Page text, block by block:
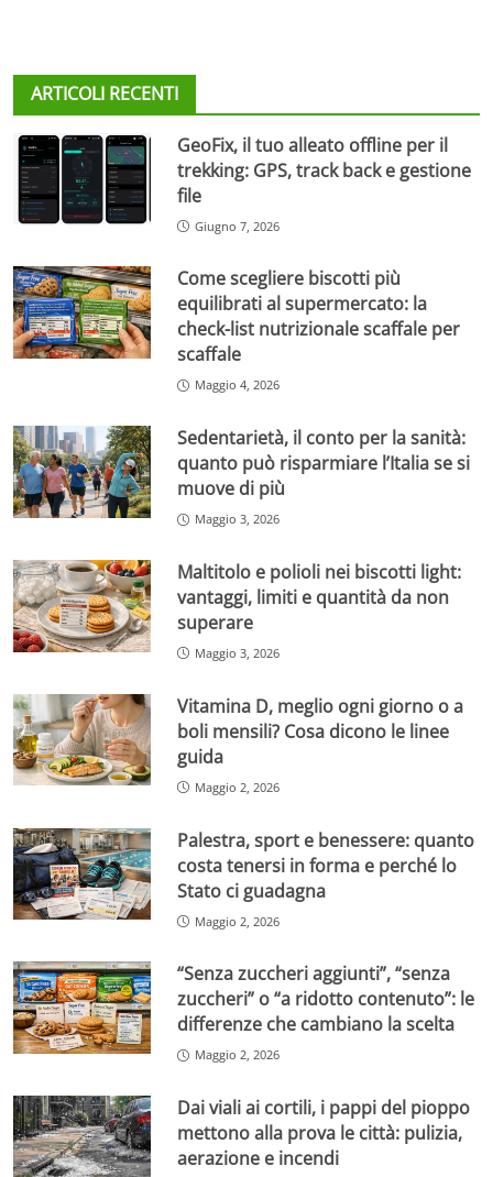
ARTICOLI RECENTI
GeoFix, il tuo alleato offline per il
trekking: GPS, track back e gestione
file
Giugno 7, 2026
Come scegliere biscotti più
equilibrati al supermercato: la
check-list nutrizionale scaffale per
scaffale
Maggio 4, 2026
Sedentarietà, il conto per la sanità:
quanto può risparmiare l’Italia se si
muove di più
Maggio 3, 2026
Maltitolo e polioli nei biscotti light:
vantaggi, limiti e quantità da non
superare
Maggio 3, 2026
Vitamina D, meglio ogni giorno o a
boli mensili? Cosa dicono le linee
guida
Maggio 2, 2026
Palestra, sport e benessere: quanto
costa tenersi in forma e perché lo
Stato ci guadagna
Maggio 2, 2026
“Senza zuccheri aggiunti”, “senza
zuccheri” o “a ridotto contenuto”: le
differenze che cambiano la scelta
Maggio 2, 2026
Dai viali ai cortili, i pappi del pioppo
mettono alla prova le città: pulizia,
aerazione e incendi